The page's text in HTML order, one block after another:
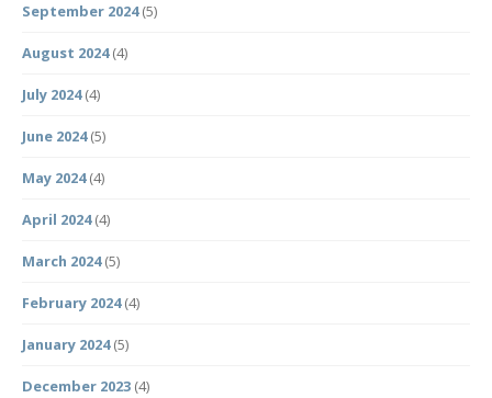
September 2024(5)
August 2024(4)
July 2024(4)
June 2024(5)
May 2024(4)
April 2024(4)
March 2024(5)
February 2024(4)
January 2024(5)
December 2023 (4)